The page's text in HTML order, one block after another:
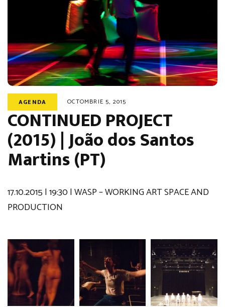
AGENDA OCTOMBRIE 5, 2015
CONTINUED PROJECT
(2015) | João dos Santos
Martins (PT)
17.10.2015 | 19:30 | WASP – WORKING ART SPACE AND
PRODUCTION